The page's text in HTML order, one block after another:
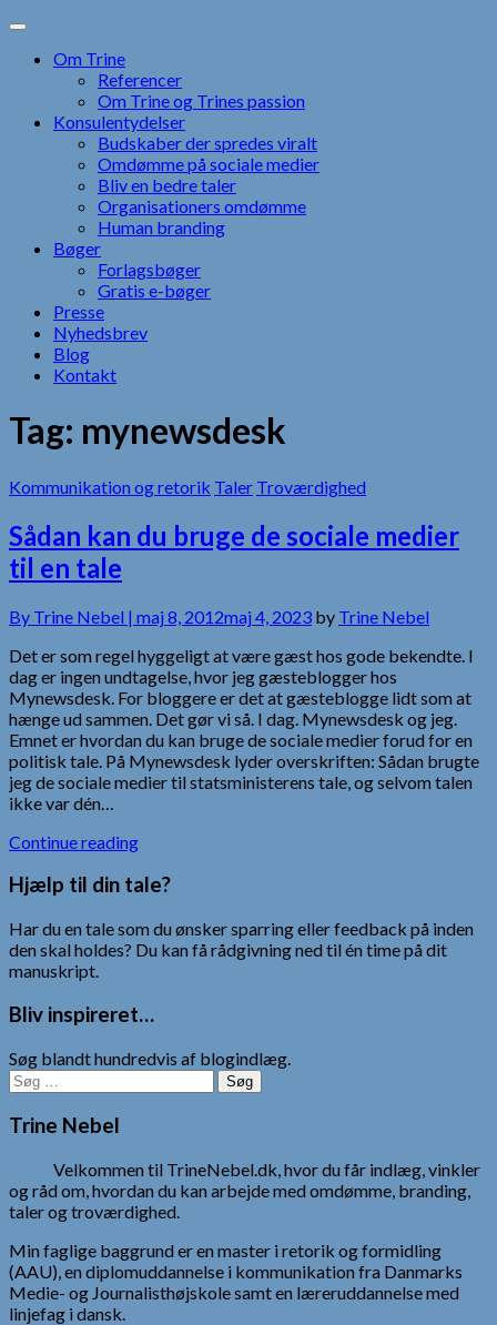
Skip
contentOm Trine
Referencer
Om Trine og Trines passion
Konsulentydelser
Budskaber der spredes viralt
Omdømme på sociale medier
Bliv en bedre taler
Organisationers omdømme
Human branding
Bøger
Forlagsbøger
Gratis e-bøger
Presse
Nyhedsbrev
Blog
Kontakt
Tag: mynewsdesk
Kommunikation og retorik Taler Troværdighed
Sådan kan du bruge de sociale medier
til en tale
By Trine Nebel | maj 8, 2012maj 4, 2023 by Trine Nebel
Det er som regel hyggeligt at være gæst hos gode bekendte. I
dag er ingen undtagelse, hvor jeg gæsteblogger hos
Mynewsdesk. For bloggere er det at gæsteblogge lidt som at
hænge ud sammen. Det gør vi så. I dag. Mynewsdesk og jeg.
Emnet er hvordan du kan bruge de sociale medier forud for en
politisk tale. På Mynewsdesk lyder overskriften: Sådan brugte
jeg de sociale medier til statsministerens tale, og selvom talen
ikke var dén…
Continue reading
Hjælp til din tale?
Har du en tale som du ønsker sparring eller feedback på inden
den skal holdes? Du kan få rådgivning ned til én time på dit
manuskript.
Bliv inspireret…
Søg blandt hundredvis af blogindlæg.
Søg
efter:
Trine Nebel
Velkommen til TrineNebel.dk, hvor du får indlæg, vinkler
og råd om, hvordan du kan arbejde med omdømme, branding,
taler og troværdighed.
Min faglige baggrund er en master i retorik og formidling
(AAU), en diplomuddannelse i kommunikation fra Danmarks
Medie- og Journalisthøjskole samt en læreruddannelse med
linjefag i dansk.